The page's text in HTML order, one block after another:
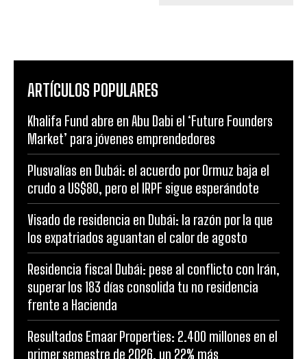
ARTÍCULOS POPULARES
Khalifa Fund abre en Abu Dabi el ‘Future Founders
Market’ para jóvenes emprendedores
Plusvalías en Dubái: el acuerdo por Ormuz baja el
crudo a US$80, pero el IRPF sigue esperándote
Visado de residencia en Dubái: la razón por la que
los expatriados aguantan el calor de agosto
Residencia fiscal Dubái: pese al conflicto con Irán,
superar los 183 días consolida tu no residencia
frente a Hacienda
Resultados Emaar Properties: 2.400 millones en el
primer semestre de 2026, un 22% más